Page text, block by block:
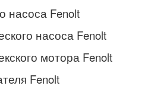
насоса Fenolt
насоса Fenolt
мотора Fenolt
Fenolt